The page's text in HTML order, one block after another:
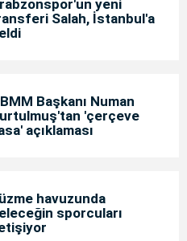
yeni
Salah, İstanbul'a
Başkanı Numan
'çerçeve
açıklaması
havuzunda
sporcuları